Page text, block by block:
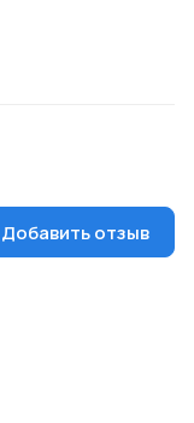
Добавить отзыв